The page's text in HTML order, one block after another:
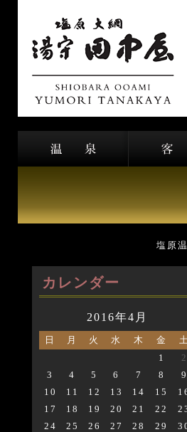
塩原
カレンダー
2016年4月
日 月 火 水 木 金
土
1
2
3
4 5 6 7 8
9
10
11 12 13 14 15
17
18 19 20 21 22
24
25 26 27 28 29